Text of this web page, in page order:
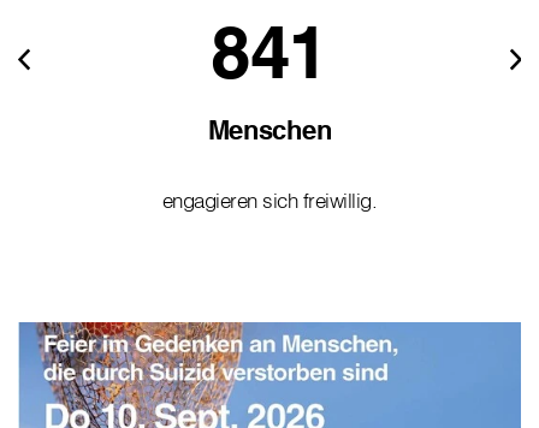
841
Menschen
engagieren sich freiwillig.